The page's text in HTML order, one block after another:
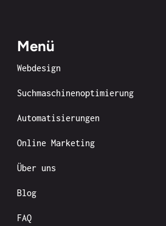
Menü
Webdesign
Suchmaschinenoptimierung
Automatisierungen
Online Marketing
Über uns
Blog
FAQ